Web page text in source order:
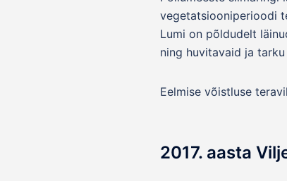
vegetatsiooniperioodi
Lumi on põldudelt
ning huvitavaid ja
Eelmise võistluse
2017. aasta